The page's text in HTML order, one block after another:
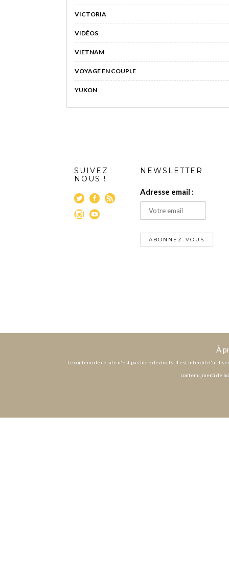
VICTORIA
VIDÉOS
VIETNAM
VOYAGE EN COUPLE
YUKON
SUIVEZ
NOUS !
NEWSLETTER
Adresse email :
À
Le contenu de ce site n'est pas libre de droits. Il est interdit
contenu, merci de